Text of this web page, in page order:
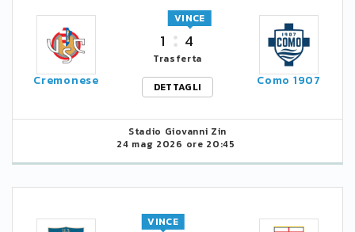
Cremonese
1 4
VINCE
Trasferta
DETTAGLI
Como 1907
Stadio Giovanni Zin
24 mag 2026 ore 20:45
VINCE